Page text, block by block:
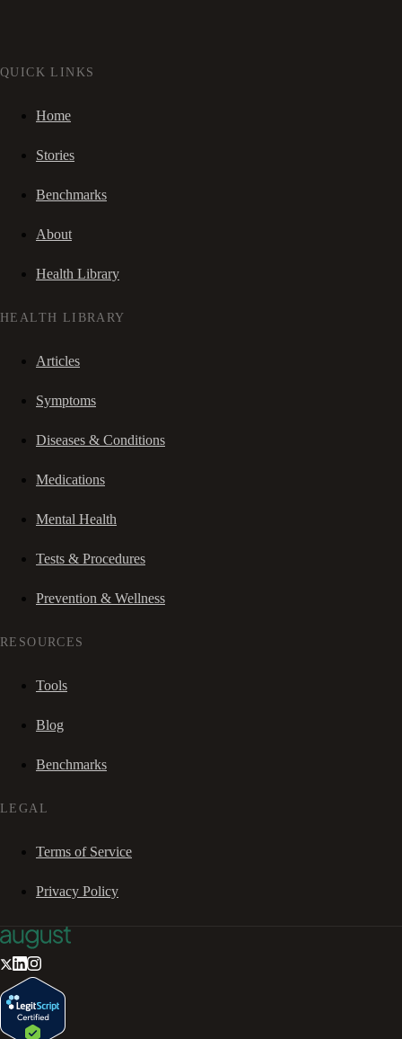
QUICK LINKS
Home
Stories
Benchmarks
About
Health Library
HEALTH LIBRARY
Articles
Symptoms
Diseases & Conditions
Medications
Mental Health
Tests & Procedures
Prevention & Wellness
RESOURCES
Tools
Blog
Benchmarks
LEGAL
Terms of Service
Privacy Policy